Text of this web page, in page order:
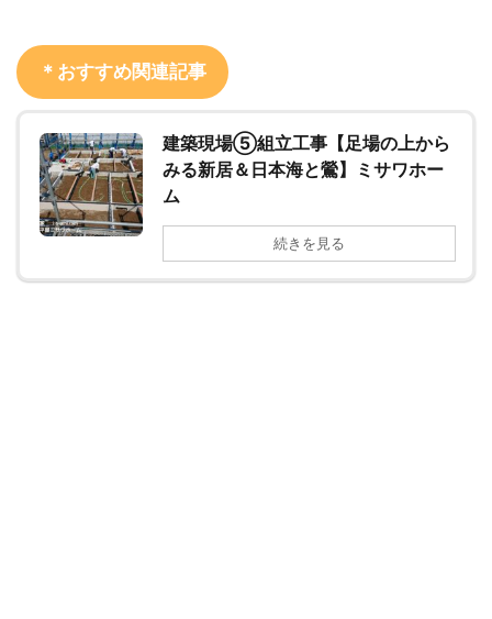
＊おすすめ関連記事
建築現場⑤組立工事【足場の上から
みる新居＆日本海と鶯】ミサワホー
ム
続きを見る